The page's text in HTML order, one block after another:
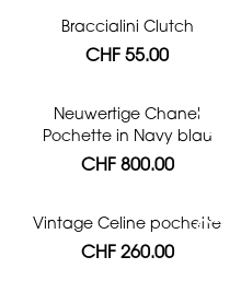
Braccialini Clutch
CHF 55.00
Neuwertige Chanel
Pochette in Navy blau
CHF 800.00
Vintage Celine pochette
CHF 260.00